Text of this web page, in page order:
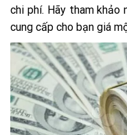
chi phí. Hãy tham khảo
cung cấp cho bạn giá